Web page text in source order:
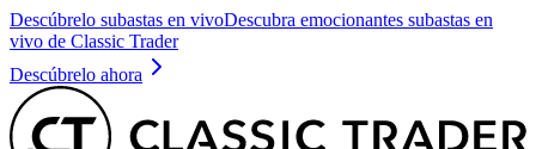
Descúbrelo subastas en vivoDescubra emocionantes subastas en
vivo de Classic Trader
Descúbrelo ahora